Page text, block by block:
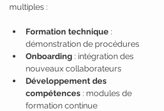
multiples :
Formation technique :
démonstration de procédures
Onboarding : intégration des
nouveaux collaborateurs
Développement des
compétences : modules de
formation continue